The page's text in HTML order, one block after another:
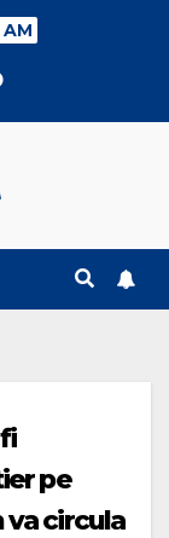
AM
pe
va circula